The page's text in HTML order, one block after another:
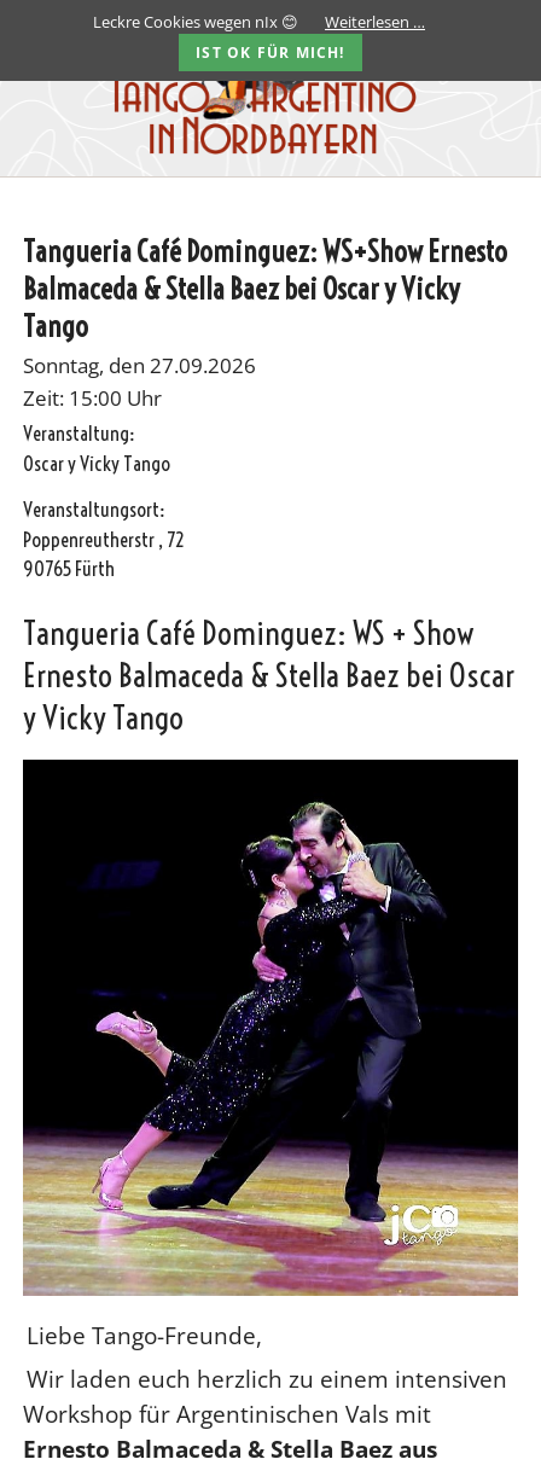
Tangueria Café Dominguez: WS+Show Ernesto
Balmaceda & Stella Baez bei Oscar y Vicky
Tango
Sonntag, den 27.09.2026
Zeit: 15:00 Uhr
Veranstaltung:
Oscar y Vicky Tango
Veranstaltungsort:
Poppenreutherstr , 72
90765 Fürth
Tangueria Café Dominguez: WS + Show
Ernesto Balmaceda & Stella Baez bei Oscar
y Vicky Tango
Liebe Tango-Freunde,
Wir laden euch herzlich zu einem intensiven
Workshop für Argentinischen Vals mit
Ernesto Balmaceda & Stella Baez aus
Leckre Cookies wegen nIx 😊 Weiterlesen …
IST OK FÜR MICH!